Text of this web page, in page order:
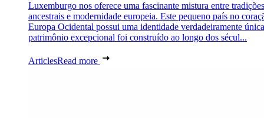
Luxemburgo nos oferece uma fascinante mistura entre tradições
ancestrais e modernidade europeia. Este pequeno país no
Europa Ocidental possui uma identidade verdadeiramente
patrimônio excepcional foi construído ao longo dos sécul...
ArticlesRead more